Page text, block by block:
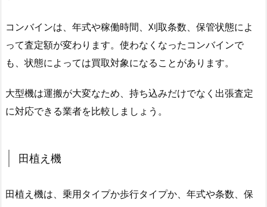
コンバインは、年式や稼働時間、刈取条数、保管状態によ
って査定額が変わります。使わなくなったコンバインで
も、状態によっては買取対象になることがあります。
大型機は運搬が大変なため、持ち込みだけでなく出張査定
に対応できる業者を比較しましょう。
田植え機
田植え機は、乗用タイプか歩行タイプか、年式や条数、保